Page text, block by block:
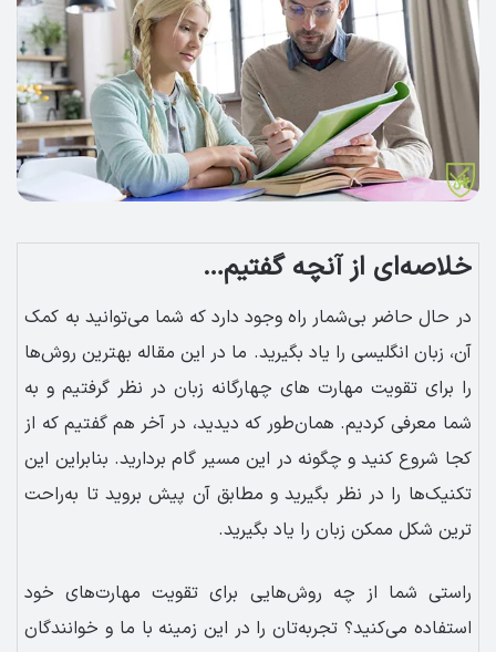
خلاصه‌ای از آنچه گفتیم…
در حال حاضر بی‌شمار راه وجود دارد که شما می‌توانید به کمک
آن، زبان انگلیسی را یاد بگیرید. ما در این مقاله بهترین روش‌ها
را برای تقویت مهارت های چهارگانه زبان در نظر گرفتیم و به
شما معرفی کردیم. همان‌طور که دیدید، در آخر هم گفتیم که از
کجا شروع کنید و چگونه در این مسیر گام بردارید. بنابراین این
تکنیک‌ها را در نظر بگیرید و مطابق آن پیش بروید تا به‌راحت
ترین شکل ممکن زبان را یاد بگیرید.
راستی شما از چه روش‌هایی برای تقویت مهارت‌های خود
استفاده می‌کنید؟ تجربه‌تان را در این زمینه با ما و خوانندگان